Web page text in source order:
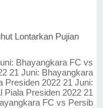
Lontarkan Pujian
Bhayangkara FC vs
21 Juni: Bhayangkara
Presiden 2022 21 Juni:
Presiden 2022 21
FC vs Persib